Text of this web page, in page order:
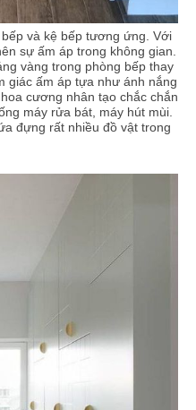
và kệ bếp tương ứng. Với
sự ấm áp trong không gian.
vàng trong phòng bếp thay
giác ấm áp tựa như ánh nắng
cương nhân tạo chắc chắn
máy rửa bát, máy hút mùi.
đựng rất nhiều đồ vật trong